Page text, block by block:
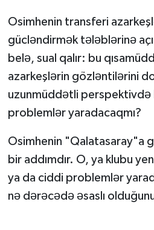
Osimhenin transferi
gücləndirmək tələblərinə
belə, sual qalır: bu
azarkeşlərin gözləntilərini
uzunmüddətli perspektivdə
problemlər yaradacaqmı?
Osimhenin "Qalatasaray"a
bir addımdır. O, ya klubu
ya da ciddi problemlər
nə dərəcədə əsaslı